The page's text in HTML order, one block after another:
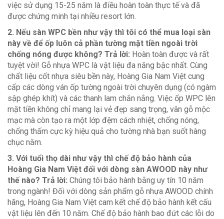
việc sử dụng 15-25 năm là điều hoàn toàn thực tế và đã
được chứng minh tại nhiều resort lớn.
2. Nếu sàn WPC bền như vậy thì tôi có thể mua loại sàn
này về để ốp luôn cả phần tường mặt tiền ngoài trời
chống nóng được không? Trả lời: Hoàn toàn được và rất
tuyệt vời! Gỗ nhựa WPC là vật liệu đa năng bậc nhất. Cùng
chất liệu cốt nhựa siêu bền này, Hoàng Gia Nam Việt cung
cấp các dòng ván ốp tường ngoài trời chuyên dụng (có ngàm
sập ghép khít) và các thanh lam chắn nắng. Việc ốp WPC lên
mặt tiền không chỉ mang lại vẻ đẹp sang trọng, vân gỗ mộc
mạc mà còn tạo ra một lớp đệm cách nhiệt, chống nóng,
chống thấm cực kỳ hiệu quả cho tường nhà bạn suốt hàng
chục năm.
3. Với tuổi thọ dài như vậy thì chế độ bảo hành của
Hoàng Gia Nam Việt đối với dòng sàn AWOOD này như
thế nào? Trả lời: Chúng tôi bảo hành bằng uy tín 10 năm
trong ngành! Đối với dòng sản phẩm gỗ nhựa AWOOD chính
hãng, Hoàng Gia Nam Việt cam kết chế độ bảo hành kết cấu
vật liệu lên đến 10 năm. Chế độ bảo hành bao đứt các lỗi do